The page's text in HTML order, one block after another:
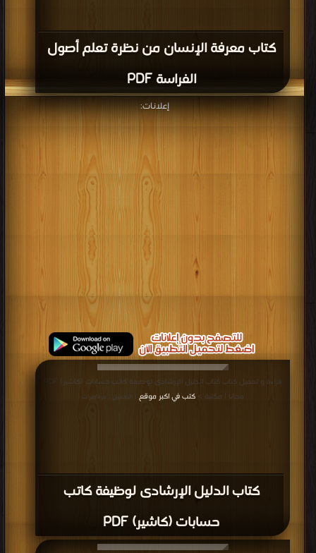
كتاب معرفة الإنسان من نظرة تعلم أصول
الفراسة PDF
إعلانات:
كتاب الدليل الإرشادى لوظيفة كاتب
حسابات (كاشير) PDF
مجانا | مكتبة >كتب في اكبر موقع | التحميل : مرة/مرات